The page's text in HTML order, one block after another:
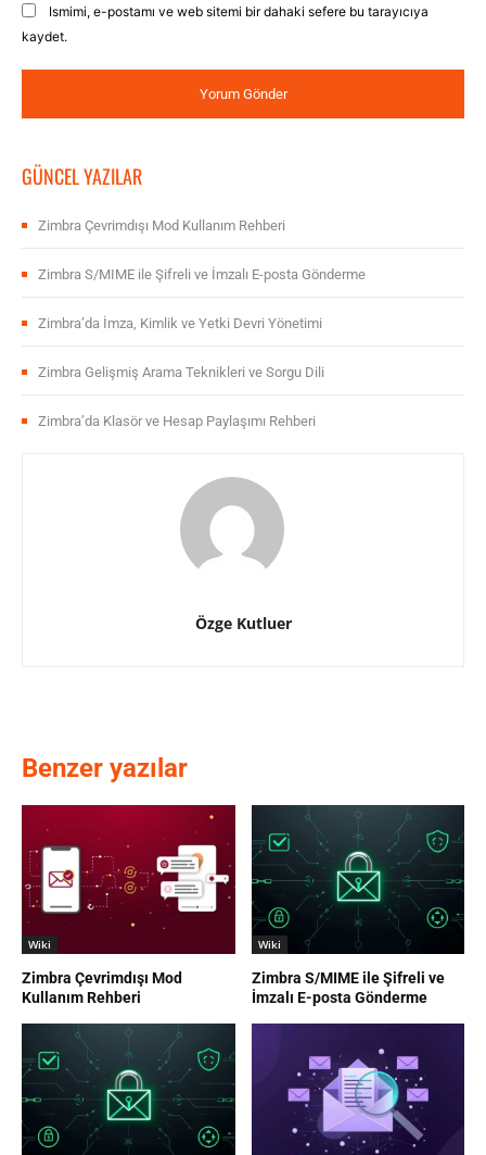
Ismimi, e-postamı ve web sitemi bir dahaki sefere bu tarayıcıya
kaydet.
GÜNCEL YAZILAR
Zimbra Çevrimdışı Mod Kullanım Rehberi
Zimbra S/MIME ile Şifreli ve İmzalı E-posta Gönderme
Zimbra’da İmza, Kimlik ve Yetki Devri Yönetimi
Zimbra Gelişmiş Arama Teknikleri ve Sorgu Dili
Zimbra’da Klasör ve Hesap Paylaşımı Rehberi
Özge Kutluer
Benzer yazılar
Wiki
Zimbra Çevrimdışı Mod
Kullanım Rehberi
Wiki
Zimbra S/MIME ile Şifreli ve
İmzalı E-posta Gönderme